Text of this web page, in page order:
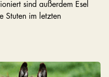
sind außerdem Esel
Stuten im letzten